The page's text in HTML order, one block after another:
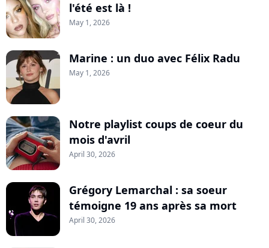
l'été est là !
May 1, 2026
Marine : un duo avec Félix Radu
May 1, 2026
Notre playlist coups de coeur du
mois d'avril
April 30, 2026
Grégory Lemarchal : sa soeur
témoigne 19 ans après sa mort
April 30, 2026